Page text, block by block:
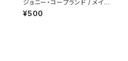
ジョニー・コープランド / メイク・
マイ・ホーム・ホエア・アイ・ハン
グ・マイ・ハット
¥500